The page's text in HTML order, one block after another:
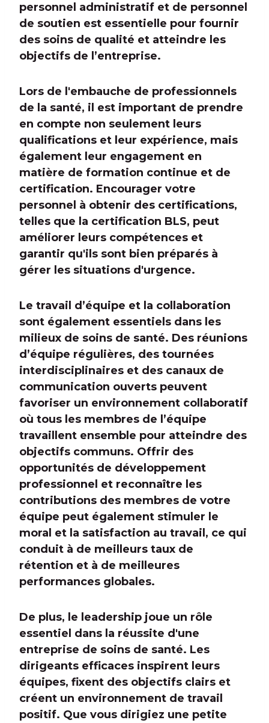
personnel administratif et de personnel
de soutien est essentielle pour fournir
des soins de qualité et atteindre les
objectifs de l’entreprise.
Lors de l'embauche de professionnels
de la santé, il est important de prendre
en compte non seulement leurs
qualifications et leur expérience, mais
également leur engagement en
matière de formation continue et de
certification. Encourager votre
personnel à obtenir des certifications,
telles que la certification BLS, peut
améliorer leurs compétences et
garantir qu'ils sont bien préparés à
gérer les situations d'urgence.
Le travail d’équipe et la collaboration
sont également essentiels dans les
milieux de soins de santé. Des réunions
d’équipe régulières, des tournées
interdisciplinaires et des canaux de
communication ouverts peuvent
favoriser un environnement collaboratif
où tous les membres de l’équipe
travaillent ensemble pour atteindre des
objectifs communs. Offrir des
opportunités de développement
professionnel et reconnaître les
contributions des membres de votre
équipe peut également stimuler le
moral et la satisfaction au travail, ce qui
conduit à de meilleurs taux de
rétention et à de meilleures
performances globales.
De plus, le leadership joue un rôle
essentiel dans la réussite d'une
entreprise de soins de santé. Les
dirigeants efficaces inspirent leurs
équipes, fixent des objectifs clairs et
créent un environnement de travail
positif. Que vous dirigiez une petite